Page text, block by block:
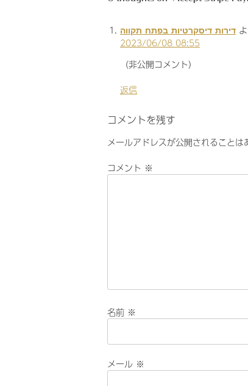
דירות דיסקרטיות בפתח תקווה
2023/06/08 08:55
（非公開コメント）
返信
コメントを残す
メールアドレスが公開されることは
コメント ※
名前 ※
メール ※